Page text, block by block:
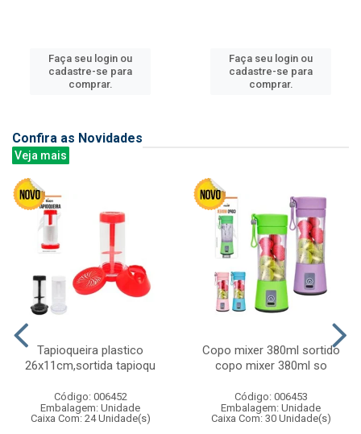
Faça seu login ou
cadastre-se para
comprar.
Faça seu login ou
cadastre-se para
comprar.
Confira as Novidades
Veja mais
Tapioqueira plastico
26x11cm,sortida tapioqu
Código: 006452
Embalagem: Unidade
Caixa Com: 24 Unidade(s)
Copo mixer 380ml sortido
copo mixer 380ml so
Código: 006453
Embalagem: Unidade
Caixa Com: 30 Unidade(s)